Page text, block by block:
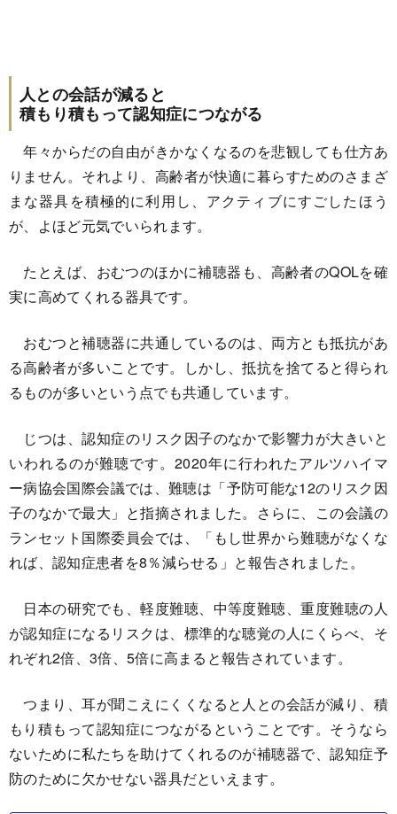
人との会話が減ると
積もり積もって認知症につながる
年々からだの自由がきかなくなるのを悲観しても仕方あ
りません。それより、高齢者が快適に暮らすためのさまざ
まな器具を積極的に利用し、アクティブにすごしたほう
が、よほど元気でいられます。
たとえば、おむつのほかに補聴器も、高齢者のQOLを確
実に高めてくれる器具です。
おむつと補聴器に共通しているのは、両方とも抵抗があ
る高齢者が多いことです。しかし、抵抗を捨てると得られ
るものが多いという点でも共通しています。
じつは、認知症のリスク因子のなかで影響力が大きいと
いわれるのが難聴です。2020年に行われたアルツハイマ
ー病協会国際会議では、難聴は「予防可能な12のリスク因
子のなかで最大」と指摘されました。さらに、この会議の
ランセット国際委員会では、「もし世界から難聴がなくな
れば、認知症患者を8％減らせる」と報告されました。
日本の研究でも、軽度難聴、中等度難聴、重度難聴の人
が認知症になるリスクは、標準的な聴覚の人にくらべ、そ
れぞれ2倍、3倍、5倍に高まると報告されています。
つまり、耳が聞こえにくくなると人との会話が減り、積
もり積もって認知症につながるということです。そうなら
ないために私たちを助けてくれるのが補聴器で、認知症予
防のために欠かせない器具だといえます。